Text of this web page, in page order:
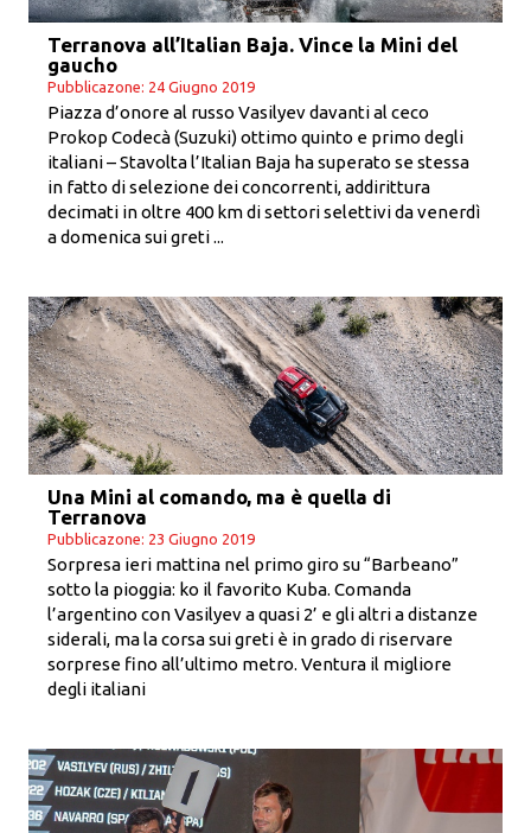
Terranova all’Italian Baja. Vince la Mini del
gaucho
Pubblicazone: 24 Giugno 2019
Piazza d’onore al russo Vasilyev davanti al ceco
Prokop Codecà (Suzuki) ottimo quinto e primo degli
italiani – Stavolta l’Italian Baja ha superato se stessa
in fatto di selezione dei concorrenti, addirittura
decimati in oltre 400 km di settori selettivi da venerdì
a domenica sui greti ...
Una Mini al comando, ma è quella di
Terranova
Pubblicazone: 23 Giugno 2019
Sorpresa ieri mattina nel primo giro su “Barbeano”
sotto la pioggia: ko il favorito Kuba. Comanda
l’argentino con Vasilyev a quasi 2’ e gli altri a distanze
siderali, ma la corsa sui greti è in grado di riservare
sorprese fino all’ultimo metro. Ventura il migliore
degli italiani